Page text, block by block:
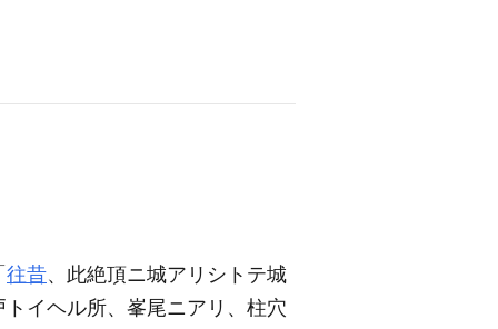
往昔、此絶頂ニ城アリシトテ城
イヘル所、峯尾ニアリ、柱穴